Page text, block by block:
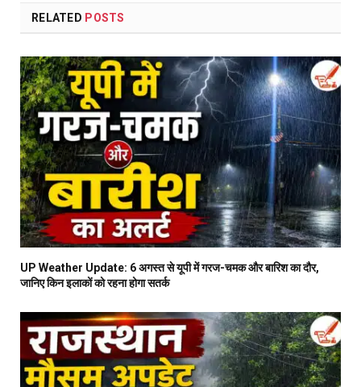
RELATED POSTS
UP Weather Update: 6 अगस्त से यूपी में गरज-चमक और बारिश का दौर,
जानिए किन इलाकों को रहना होगा सतर्क